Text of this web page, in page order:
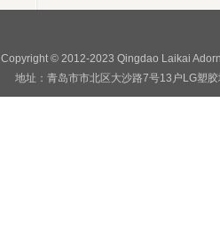
Copyright © 2012-2023 Qingdao Laikai
地址：青岛市市北区大沙路7号13户LG